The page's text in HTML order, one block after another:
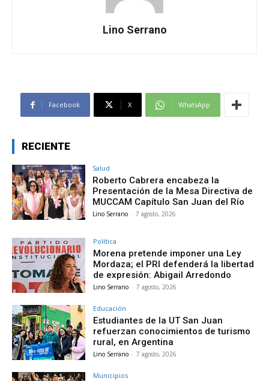
Lino Serrano
Facebook X WhatsApp
RECIENTE
Salud
Roberto Cabrera encabeza la
Presentación de la Mesa Directiva de
MUCCAM Capítulo San Juan del Río
Lino Serrano - 7 agosto, 2026
Política
Morena pretende imponer una Ley
Mordaza; el PRI defenderá la libertad
de expresión: Abigail Arredondo
Lino Serrano - 7 agosto, 2026
Educación
Estudiantes de la UT San Juan
refuerzan conocimientos de turismo
rural, en Argentina
Lino Serrano - 7 agosto, 2026
Municipios